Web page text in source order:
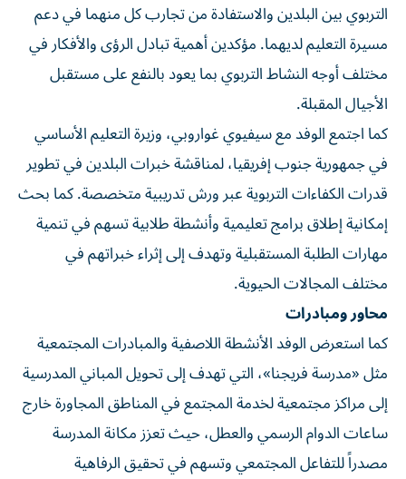
التربوي بين البلدين والاستفادة من تجارب كل منهما في دعم
مسيرة التعليم لديهما. مؤكدين أهمية تبادل الرؤى والأفكار في
مختلف أوجه النشاط التربوي بما يعود بالنفع على مستقبل
الأجيال المقبلة.
كما اجتمع الوفد مع سيفيوي غواروبي، وزيرة التعليم الأساسي
في جمهورية جنوب إفريقيا، لمناقشة خبرات البلدين في تطوير
قدرات الكفاءات التربوية عبر ورش تدريبية متخصصة. كما بحث
إمكانية إطلاق برامج تعليمية وأنشطة طلابية تسهم في تنمية
مهارات الطلبة المستقبلية وتهدف إلى إثراء خبراتهم في
مختلف المجالات الحيوية.
محاور ومبادرات
كما استعرض الوفد الأنشطة اللاصفية والمبادرات المجتمعية
مثل «مدرسة فريجنا»، التي تهدف إلى تحويل المباني المدرسية
إلى مراكز مجتمعية لخدمة المجتمع في المناطق المجاورة خارج
ساعات الدوام الرسمي والعطل، حيث تعزز مكانة المدرسة
مصدراً للتفاعل المجتمعي وتسهم في تحقيق الرفاهية